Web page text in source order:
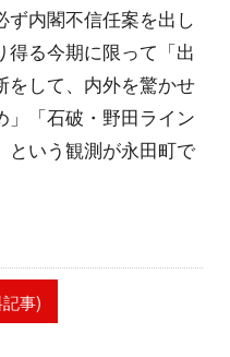
ず内閣不信任案を出し
得る今期に限って「出
をして、内外を驚かせ
」「石破・野田ライン
という観測が永田町で
事)